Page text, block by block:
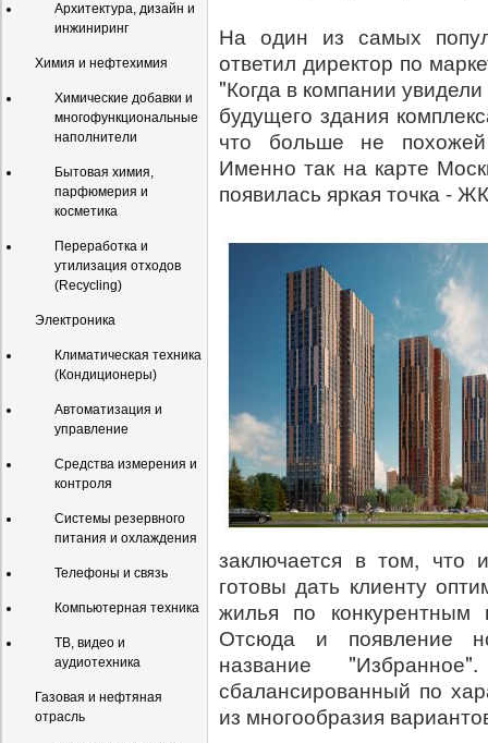
Архитектура, дизайн и
инжиниринг
Химия и нефтехимия
Химические добавки и
многофункциональные
наполнители
Бытовая химия,
парфюмерия и
косметика
Переработка и
утилизация отходов
(Recycling)
Электроника
Климатическая техника
(Кондиционеры)
Автоматизация и
управление
Средства измерения и
контроля
Системы резервного
питания и охлаждения
Телефоны и связь
Компьютерная техника
ТВ, видео и
аудиотехника
Газовая и нефтяная
отрасль
На один из самых
ответил директор по
"Когда в компании
будущего здания
что больше не похожей
Именно так на карте
появилась яркая точка -
заключается в том, что
готовы дать клиенту
жилья по
Отсюда и появление
название
сбалансированный по
из многообразия